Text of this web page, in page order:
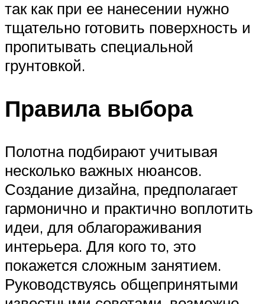
так как при ее нанесении нужно
тщательно готовить поверхность и
пропитывать специальной
грунтовкой.
Правила выбора
Полотна подбирают учитывая
несколько важных нюансов.
Создание дизайна, предполагает
гармонично и практично воплотить
идеи, для облагораживания
интерьера. Для кого то, это
покажется сложным занятием.
Руководствуясь общепринятыми